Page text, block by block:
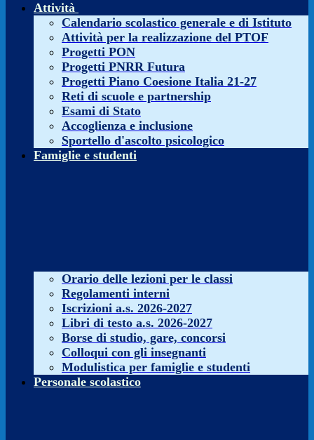
Attività
Calendario scolastico generale e di Istituto
Attività per la realizzazione del PTOF
Progetti PON
Progetti PNRR Futura
Progetti Piano Coesione Italia 21-27
Reti di scuole e partnership
Esami di Stato
Accoglienza e inclusione
Sportello d'ascolto psicologico
Famiglie e studenti
Orario delle lezioni per le classi
Regolamenti interni
Iscrizioni a.s. 2026-2027
Libri di testo a.s. 2026-2027
Borse di studio, gare, concorsi
Colloqui con gli insegnanti
Modulistica per famiglie e studenti
Personale scolastico